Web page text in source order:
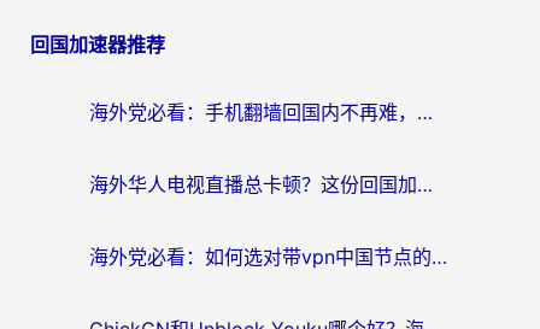
回国加速器推荐
海外党必看：手机翻墙回国内不再难，一篇搞定无缝访问国内资源指南
海外华人电视直播总卡顿？这份回国加速器选择指南帮你无缝看国内资源
海外党必看：如何选对带vpn中国节点的加速器？无缝访问国内资源全攻略